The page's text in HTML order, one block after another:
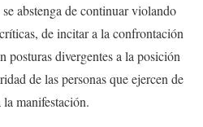
abstenga de continuar violando
de incitar a la confrontación
posturas divergentes a la posición
de las personas que ejercen de
manifestación.